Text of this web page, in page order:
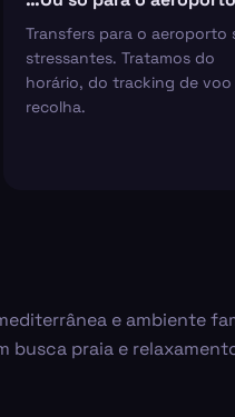
Transfers para o aeroporto
stressantes. Tratamos do
horário, do tracking de voo
recolha.
e ambiente
busca praia e